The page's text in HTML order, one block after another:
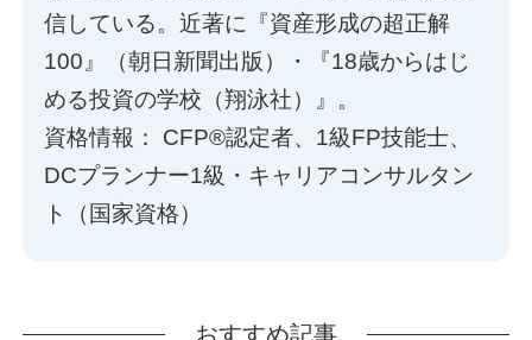
信している。近著に『資産形成の超正解
100』（朝日新聞出版）・『18歳からはじ
める投資の学校（翔泳社）』。
資格情報： CFP®認定者、1級FP技能士、
DCプランナー1級・キャリアコンサルタン
ト（国家資格）
おすすめ記事